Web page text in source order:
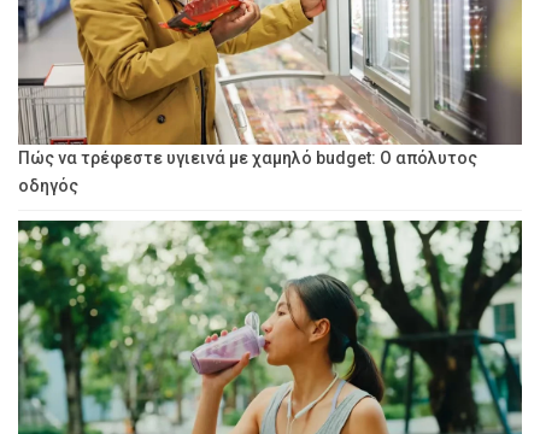
Πώς να τρέφεστε υγιεινά με χαμηλό budget: Ο απόλυτος
οδηγός